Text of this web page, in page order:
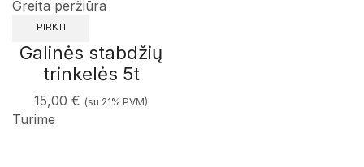
Greita peržiūra
PIRKTI
Galinės stabdžių
trinkelės 5t
15,00 € (su 21% PVM)
Turime